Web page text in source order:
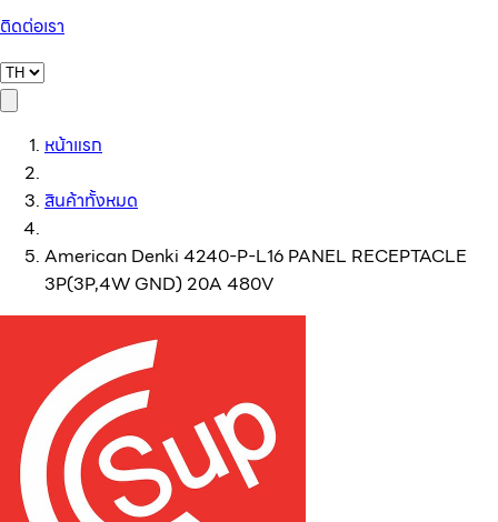
ติดต่อเรา
หน้าแรก
สินค้าทั้งหมด
American Denki 4240-P-L16 PANEL RECEPTACLE
3P(3P,4W GND) 20A 480V